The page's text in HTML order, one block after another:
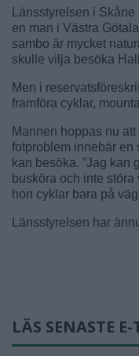
Länsstyrelsen i
en man i Västra
sambo är mycket
skulle vilja besöka
Men i
framföra cyklar,
Mannen hoppas nu
fotproblem innebär en
kan besöka. ”Jag kan
busköra och inte
hon cyklar bara på
Länsstyrelsen har
LÄS SENASTE